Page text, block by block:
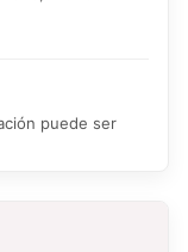
puede ser